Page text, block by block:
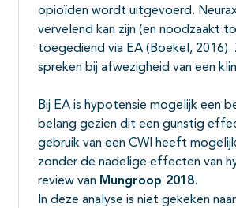
opioïden wordt uitgevoerd.
vervelend kan zijn (en noodzaakt
toegediend via EA (Boekel,
spreken bij afwezigheid van een
Bij EA is hypotensie mogelijk een
belang gezien dit een gunstig
gebruik van een CWI heeft
zonder de nadelige effecten van
review van Mungroop 2018.
In deze analyse is niet gekeken